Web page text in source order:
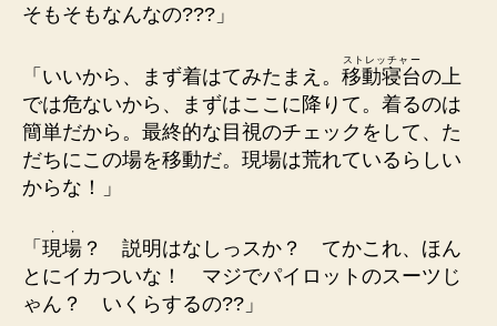
そもそもなんなの???」
「いいから、まず着はてみたまえ。 移動寝台
ストレッチャー
の上
では危ないから、まずはここに降りて。着るのは
簡単だから。最終的な目視のチェックをして、た
だちにこの場を移動だ。現場は荒れているらしい
からな！」
「 現
・
場
・
？ 説明はなしっスか？ てかこれ、ほん
とにイカついな！ マジでパイロットのスーツじ
ゃん？ いくらするの??」